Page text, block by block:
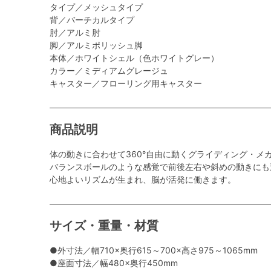
タイプ／メッシュタイプ
背／バーチカルタイプ
肘／アルミ肘
脚／アルミポリッシュ脚
本体／ホワイトシェル（色ホワイトグレー）
カラー／ミディアムグレージュ
キャスター／フローリング用キャスター
商品説明
体の動きに合わせて360°自由に動くグライディング・メ
バランスボールのような感覚で前後左右や斜めの動きに
心地よいリズムが生まれ、脳が活発に働きます。
サイズ・重量・材質
●外寸法／幅710×奥行615～700×高さ975～1065mm
●座面寸法／幅480×奥行450mm